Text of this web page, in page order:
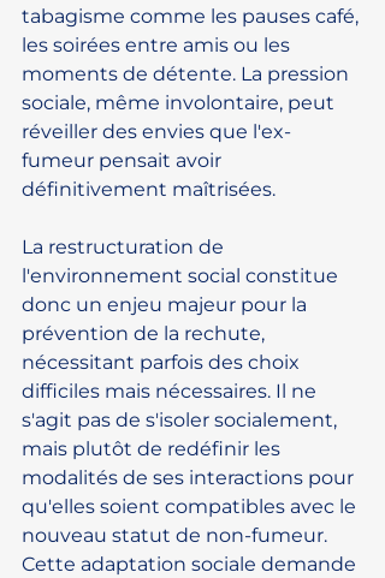
tabagisme comme les pauses café,
les soirées entre amis ou les
moments de détente. La pression
sociale, même involontaire, peut
réveiller des envies que l'ex-
fumeur pensait avoir
définitivement maîtrisées.
La restructuration de
l'environnement social constitue
donc un enjeu majeur pour la
prévention de la rechute,
nécessitant parfois des choix
difficiles mais nécessaires. Il ne
s'agit pas de s'isoler socialement,
mais plutôt de redéfinir les
modalités de ses interactions pour
qu'elles soient compatibles avec le
nouveau statut de non-fumeur.
Cette adaptation sociale demande